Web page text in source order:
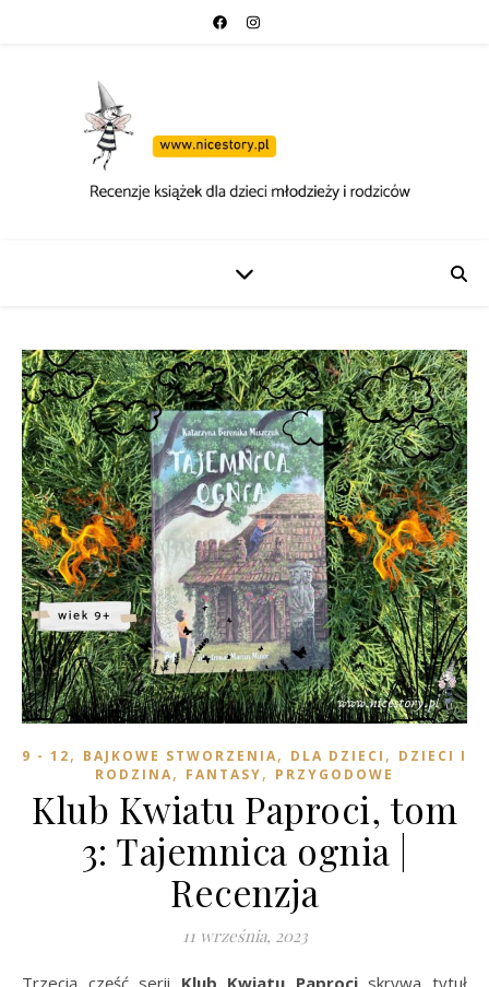
9 - 12, BAJKOWE STWORZENIA, DLA DZIECI , DZIECI I
RODZINA, FANTASY, PRZYGODOWE
Klub Kwiatu Paproci, tom
3: Tajemnica ognia |
Recenzja
11 września, 2023